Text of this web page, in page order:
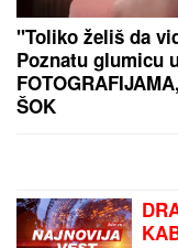
SNIMA SE DOK
NIJE DOBRO!
deo bikinija, od
kontakt sa telom"